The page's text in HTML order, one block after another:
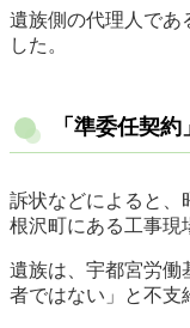
遺族側の代理人であ
した。
「準委任契
訴状などによると、
根沢町にある工事現
遺族は、宇都宮労働
者ではない」と不支